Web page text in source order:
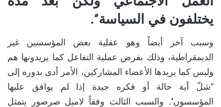
يختلفون في السياسة’’.
وسبب آخر أيضاً وهو عقلية بعض المؤسسين غير
الديمقراطية، وذلك بفرض عملية التفاعل كما يريدونها هم
وليس كما يريدها الأعضاء المشاركين، الأمر أدى بدوره إلى
’’شلّ أية حالة أو فكره جيدة إذا لم يوافق عليها
المؤسسون’’. والسبب الثالث وفقاً لاميل صرصور يتمثل